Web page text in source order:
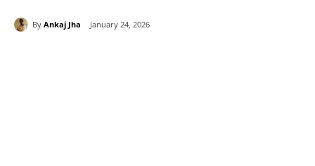
By Ankaj Jha January 24, 2026